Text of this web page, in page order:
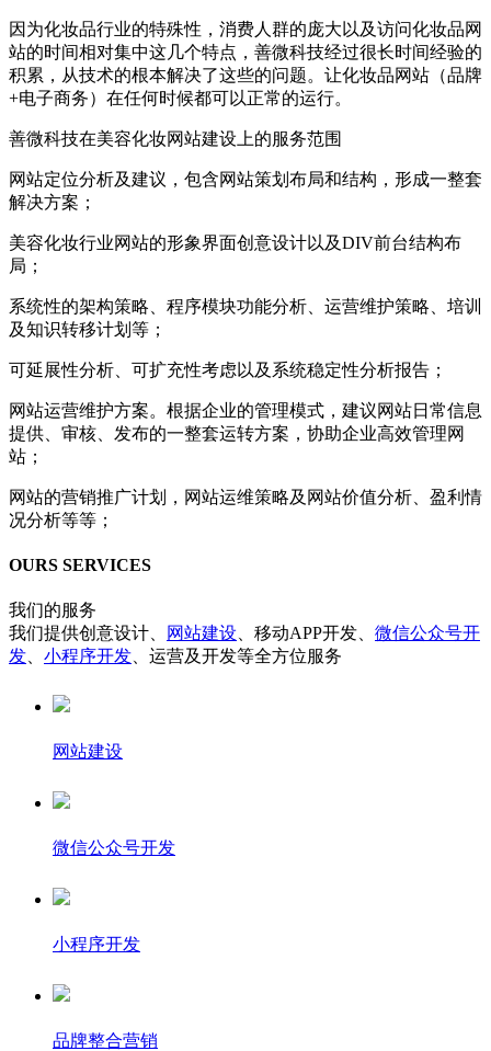
因为化妆品行业的特殊性，消费人群的庞大以及访问化妆品网
站的时间相对集中这几个特点，善微科技经过很长时间经验的
积累，从技术的根本解决了这些的问题。让化妆品网站（品牌
+电子商务）在任何时候都可以正常的运行。
善微科技在美容化妆网站建设上的服务范围
网站定位分析及建议，包含网站策划布局和结构，形成一整套
解决方案；
美容化妆行业网站的形象界面创意设计以及DIV前台结构布
局；
系统性的架构策略、程序模块功能分析、运营维护策略、培训
及知识转移计划等；
可延展性分析、可扩充性考虑以及系统稳定性分析报告；
网站运营维护方案。根据企业的管理模式，建议网站日常信息
提供、审核、发布的一整套运转方案，协助企业高效管理网
站；
网站的营销推广计划，网站运维策略及网站价值分析、盈利情
况分析等等；
OURS SERVICES
我们的服务
我们提供创意设计、
网站建设 、移动APP开发、 微信公众号开
发
小程序开发 、运营及开发等全方位服务
网站建设
微信公众号开发
小程序开发
品牌整合营销